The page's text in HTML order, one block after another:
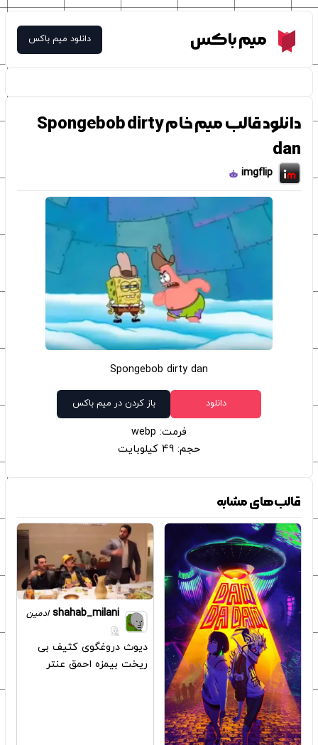
Meme Boxمیم باکس دانلود میم باکس
دانلود قالب میم خام Spongebob dirty
dan
imgflip
Spongebob dirty dan
دانلود باز کردن در میم باکس
فرمت: webp
حجم: 49 کیلوبایت
قالب‌های مشابه
shahab_milani ادمین
دیوث دروغگوی کثیف بی
ریخت بیمزه احمق عنتر